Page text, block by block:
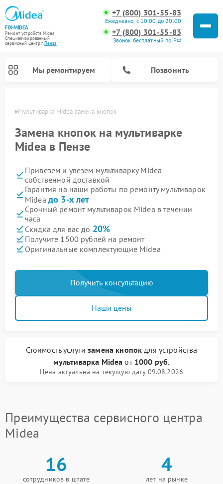
FIX-MIDEA
Ремонт устройств Midea
Специализированный
cервисный центр г.Пенза
+7 (800) 301-55-83
Ежедневно, с 10:00 до 20:00
+7 (800) 301-55-83
Звонок бесплатный по РФ
Мы ремонтируем Позвонить
Мультиварка Midea замена кнопок
Замена кнопок на мультиварке
Midea в Пензе
Привезем и увезем мультиварку Midea
собственной доставкой
Гарантия на наши работы по ремонту мультиварок
Midea до 3-х лет
Срочный ремонт мультиварок Midea в течении
часа
Скидка для вас до 20%
Получите 1500 рублей на ремонт
Оригинальные комплектующие Midea
Получить консультацию
Наши цены
Стоимость услугизамена кнопок для устройства
мультиварка Midea от 1000 руб.
Цена актуальна на текущую дату 09.08.2026
Преимущества сервисного центра
Midea
16
сотрудников в штате
4
лет на рынке